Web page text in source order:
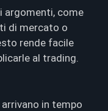
argomenti, come
di mercato o
rende facile
al trading.
in tempo